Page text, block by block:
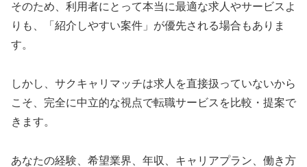
そのため、利用者にとって本当に最適な求人やサービスよ
りも、「紹介しやすい案件」が優先される場合もありま
す。
しかし、サクキャリマッチは求人を直接扱っていないから
こそ、完全に中立的な視点で転職サービスを比較・提案で
きます。
あなたの経験、希望業界、年収、キャリアプラン、働き方